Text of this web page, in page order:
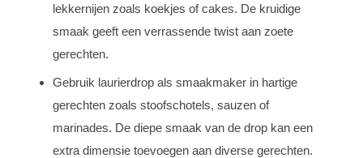
lekkernijen zoals koekjes of cakes. De kruidige
smaak geeft een verrassende twist aan zoete
gerechten.
Gebruik laurierdrop als smaakmaker in hartige
gerechten zoals stoofschotels, sauzen of
marinades. De diepe smaak van de drop kan een
extra dimensie toevoegen aan diverse gerechten.